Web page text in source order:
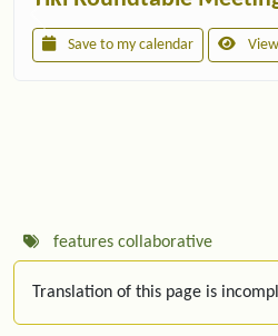
Save to my calendar
features collaborative
Translation of this page is